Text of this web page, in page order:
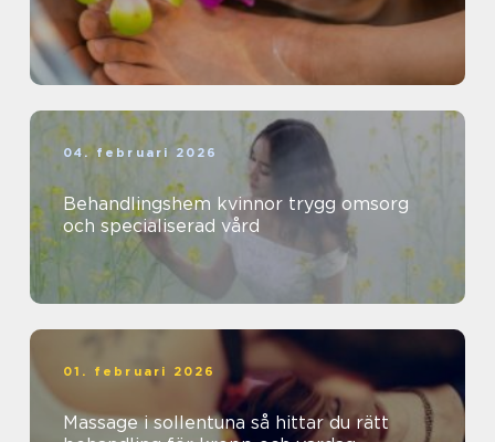
04. februari 2026
Behandlingshem kvinnor trygg omsorg
och specialiserad vård
01. februari 2026
Massage i sollentuna så hittar du rätt